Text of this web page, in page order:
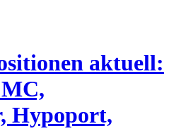
aktuell:
Hypoport,